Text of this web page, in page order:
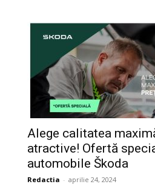
Alege calitatea
atractive! Ofertă
automobile Škoda
Redactia - aprilie 24, 2024